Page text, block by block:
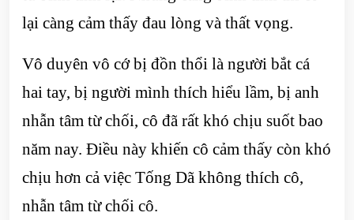
lại càng cảm thấy đau lòng và thất vọng.
Vô duyên vô cớ bị đồn thổi là người bắt cá
hai tay, bị người mình thích hiểu lầm, bị anh
nhẫn tâm từ chối, cô đã rất khó chịu suốt bao
năm nay. Điều này khiến cô cảm thấy còn khó
chịu hơn cả việc Tống Dã không thích cô,
nhẫn tâm từ chối cô.